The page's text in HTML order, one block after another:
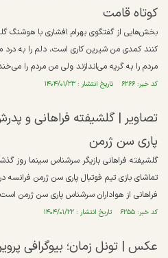
کوتاه قامت
بخش‌هایی از گفتگوی بهرام افشاری با هوشنگ
کنند کمدی من شیرین کاری است، دلم را به
مردم را به گریه می‌اندازند ولی من مردم را
کد خبر: ۶۲۶۶ تاریخ انتشار : ۱۴۰۴/۰۱/۲۳
تصاویر | گلشیفته فراهانی و
پاری سن ژرمن
گلشیفته فراهانی بازیگر سرشناس سینما روز
تماشای بازی تیم فوتبال پاری سن ژرمن
فراهانی از هواداران سرشناس پاری سن ژرمن
کد خبر: ۶۲۵۵ تاریخ انتشار : ۱۴۰۴/۰۱/۲۲
عکس | تونل زمان؛ بیوگرافی